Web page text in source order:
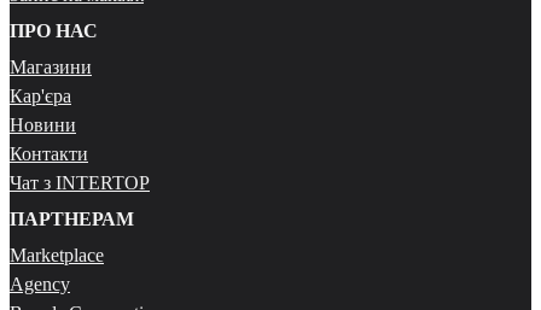
ПРО НАС
Магазини
Кар'єра
Новини
Контакти
Чат з INTERTOP
ПАРТНЕРАМ
Marketplace
Agency